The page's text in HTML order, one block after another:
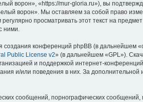
ворон», «https://mur-gloria.ru»), вы
ворон». Мы оставляем за собой право
просматривать этот текст на
ними.
конференций phpBB (в дальнейшем
Public License v2» (в дальнейшем «GPL»).
и поддержкой интернет-
и/или поведения в них. За
сообщений, порнографических